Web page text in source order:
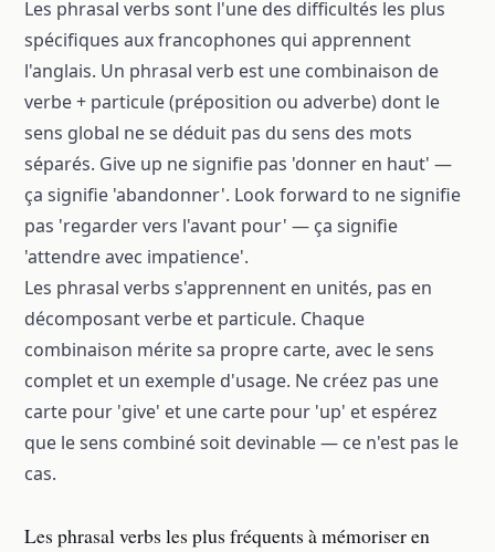
Les phrasal verbs sont l'une des difficultés les plus
spécifiques aux francophones qui apprennent
l'anglais. Un phrasal verb est une combinaison de
verbe + particule (préposition ou adverbe) dont le
sens global ne se déduit pas du sens des mots
séparés. Give up ne signifie pas 'donner en haut' —
ça signifie 'abandonner'. Look forward to ne signifie
pas 'regarder vers l'avant pour' — ça signifie
'attendre avec impatience'.
Les phrasal verbs s'apprennent en unités, pas en
décomposant verbe et particule. Chaque
combinaison mérite sa propre carte, avec le sens
complet et un exemple d'usage. Ne créez pas une
carte pour 'give' et une carte pour 'up' et espérez
que le sens combiné soit devinable — ce n'est pas le
cas.
Les phrasal verbs les plus fréquents à mémoriser en